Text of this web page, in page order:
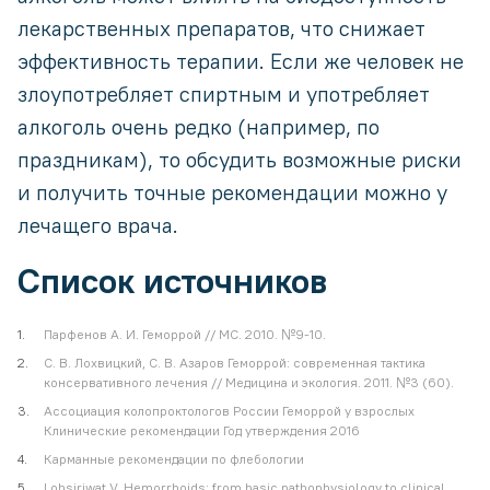
лекарственных препаратов, что снижает
эффективность терапии. Если же человек не
злоупотребляет спиртным и употребляет
алкоголь очень редко (например, по
праздникам), то обсудить возможные риски
и получить точные рекомендации можно у
лечащего врача.
Список источников
Парфенов А. И. Геморрой // МС. 2010. №9-10.
С. В. Лохвицкий, С. В. Азаров Геморрой: современная тактика
консервативного лечения // Медицина и экология. 2011. №3 (60).
Ассоциация колопроктологов России Геморрой у взрослых
Клинические рекомендации Год утверждения 2016
Карманные рекомендации по флебологии